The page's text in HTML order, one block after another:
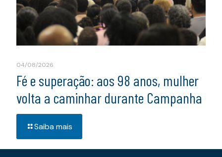
04/08/2026
Fé e superação: aos 98 anos, mulher
volta a caminhar durante Campanha
Saiba mais